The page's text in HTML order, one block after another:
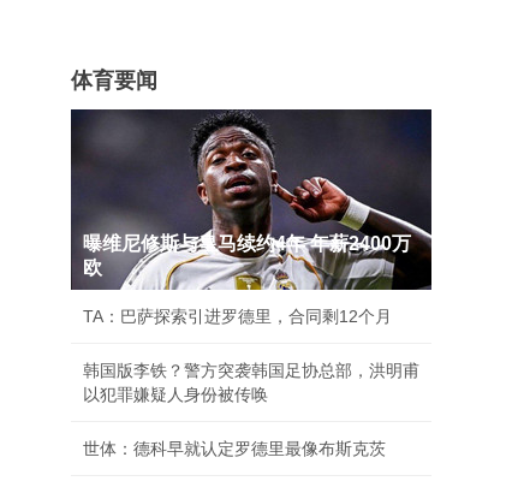
体育要闻
曝维尼修斯与皇马续约4年 年薪2400万
欧
TA：巴萨探索引进罗德里，合同剩12个月
韩国版李铁？警方突袭韩国足协总部，洪明甫
以犯罪嫌疑人身份被传唤
世体：德科早就认定罗德里最像布斯克茨